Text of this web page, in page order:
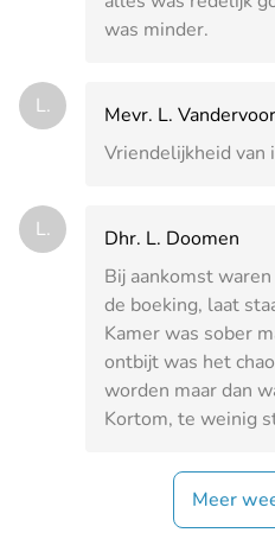
was minder.
L.
Mevr. L.
Vriendelijkheid van
L.
Dhr. L. Doomen
Bij aankomst
de boeking, laat
Kamer was sober
ontbijt was het
worden maar dan
Kortom, te weinig
Meer